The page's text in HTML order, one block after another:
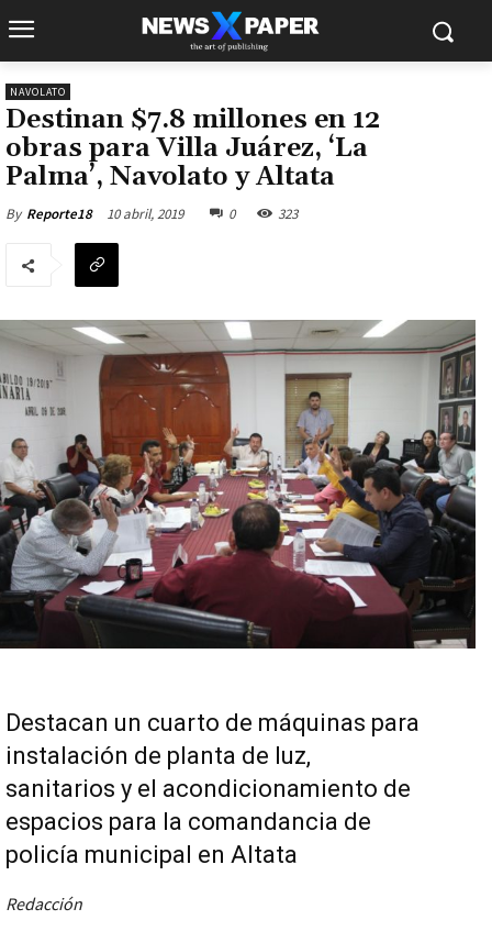
NAVOLATO
Destinan $7.8 millones en 12
obras para Villa Juárez, ‘La
Palma’, Navolato y Altata
By Reporte18 10 abril, 2019 0 323
Destacan un cuarto de máquinas para
instalación de planta de luz,
sanitarios y el acondicionamiento de
espacios para la comandancia de
policía municipal en Altata
Redacción